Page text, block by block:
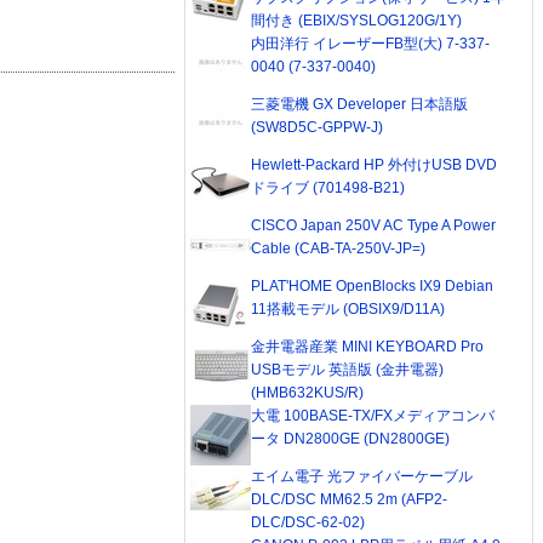
間付き (EBIX/SYSLOG120G/1Y)
内田洋行 イレーザーFB型(大) 7-337-
0040 (7-337-0040)
三菱電機 GX Developer 日本語版
(SW8D5C-GPPW-J)
Hewlett-Packard HP 外付けUSB DVD
ドライブ (701498-B21)
CISCO Japan 250V AC Type A Power
Cable (CAB-TA-250V-JP=)
PLAT'HOME OpenBlocks IX9 Debian
11搭載モデル (OBSIX9/D11A)
金井電器産業 MINI KEYBOARD Pro
USBモデル 英語版 (金井電器)
(HMB632KUS/R)
大電 100BASE-TX/FXメディアコンバ
ータ DN2800GE (DN2800GE)
エイム電子 光ファイバーケーブル
DLC/DSC MM62.5 2m (AFP2-
DLC/DSC-62-02)